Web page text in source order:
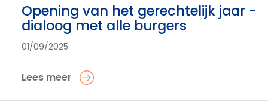
Opening van het gerechtelijk jaar -
dialoog met alle burgers
01/09/2025
Lees meer